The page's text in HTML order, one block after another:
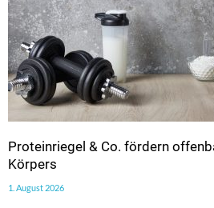
Proteinriegel & Co. fördern
Körpers
1. August 2026